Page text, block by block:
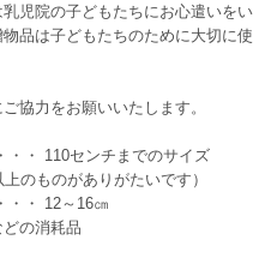
乳児院の子どもたちにお心遣いを
品は子どもたちのために大切に
協力をお願いいたします。
・・ 110センチまでのサイズ
ものがありがたいです）
・ 12～16㎝
つなどの消耗品